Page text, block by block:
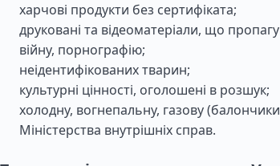
харчові продукти без сертифіката;
друковані та відеоматеріали, що
війну, порнографію;
неідентифікованих тварин;
культурні цінності, оголошені в розшук;
холодну, вогнепальну, газову
Міністерства внутрішніх справ.